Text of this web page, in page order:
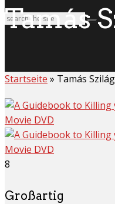
Tamás
Startseite » Tamás
8
Großartig